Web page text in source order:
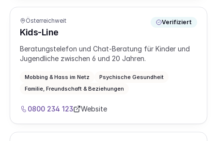
Österreichweit
Kids-Line
Verifiziert
Beratungstelefon und Chat-Beratung für Kinder und
Jugendliche zwischen 6 und 20 Jahren.
Mobbing & Hass im Netz
Psychische Gesundheit
Familie, Freundschaft & Beziehungen
0800 234 123 Website